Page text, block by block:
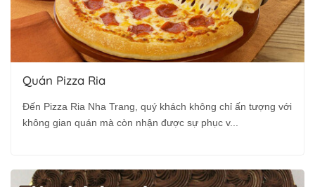
Quán Pizza Ria
Đến Pizza Ria Nha Trang, quý khách không chỉ ấn tượng với
không gian quán mà còn nhận được sự phục v...